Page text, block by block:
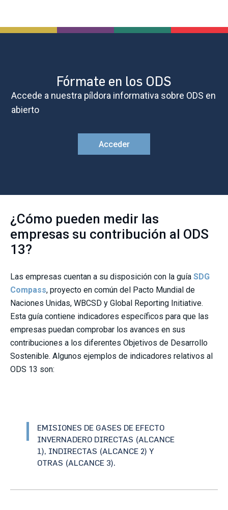
Fórmate en los ODS
Accede a nuestra píldora informativa sobre ODS en
abierto
Acceder
¿Cómo pueden medir las
empresas su contribución al ODS
13?
Las empresas cuentan a su disposición con la guía SDG
Compass, proyecto en común del Pacto Mundial de
Naciones Unidas, WBCSD y Global Reporting Initiative.
Esta guía contiene indicadores específicos para que las
empresas puedan comprobar los avances en sus
contribuciones a los diferentes Objetivos de Desarrollo
Sostenible. Algunos ejemplos de indicadores relativos al
ODS 13 son:
EMISIONES DE GASES DE EFECTO
INVERNADERO DIRECTAS (ALCANCE
1), INDIRECTAS (ALCANCE 2) Y
OTRAS (ALCANCE 3).